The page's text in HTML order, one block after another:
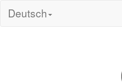
Deutsch